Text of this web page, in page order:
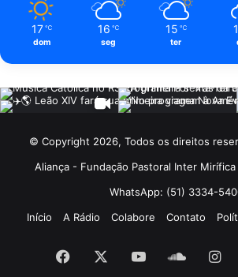
17 ℃
dom
16 ℃
seg
15 ℃
ter
© Copyright 2026, Todos os direitos
Aliança - Fundação Pastoral Inter Mirífica
WhatsApp: (51) 3334-
Início
A Rádio Colabore Contato
Facebook YouTube